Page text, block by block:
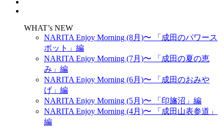
WHAT’s NEW
NARITA Enjoy Morning (8月)〜 「成田のパワース
ポット」編
NARITA Enjoy Morning (7月)〜 「成田の夏の恵
み」編
NARITA Enjoy Morning (6月)〜 「成田のおみや
げ」編
NARITA Enjoy Morning (5月)〜 「印旛沼」編
NARITA Enjoy Morning (4月)〜 「成田山表参道」
編